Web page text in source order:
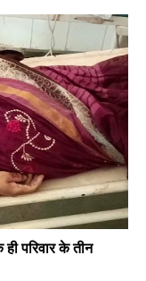
परिवार के तीन